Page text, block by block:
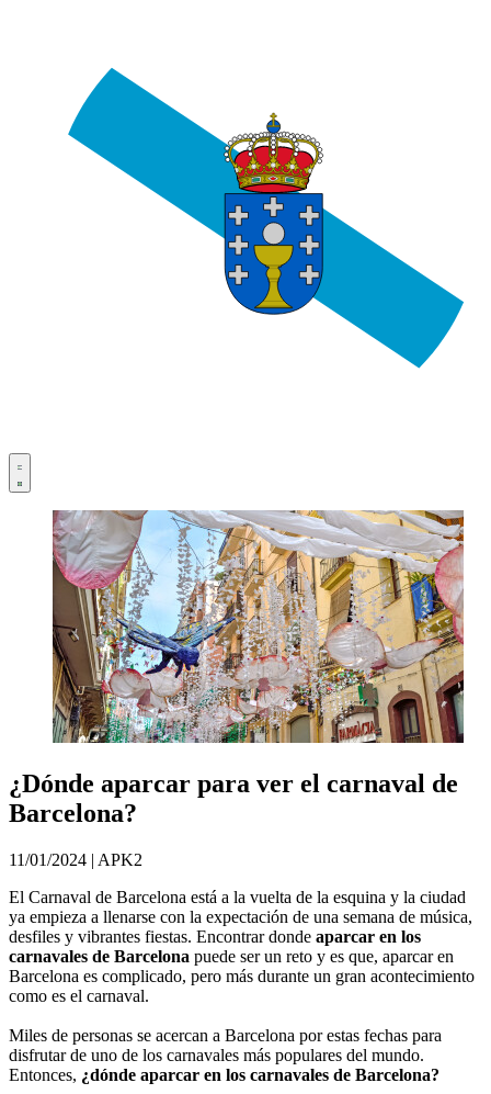
¿Dónde aparcar para ver el carnaval de
Barcelona?
11/01/2024 | APK2
El Carnaval de Barcelona está a la vuelta de la esquina y la ciudad
ya empieza a llenarse con la expectación de una semana de música,
desfiles y vibrantes fiestas. Encontrar donde aparcar en los
carnavales de Barcelona puede ser un reto y es que, aparcar en
Barcelona es complicado, pero más durante un gran acontecimiento
como es el carnaval.
Miles de personas se acercan a Barcelona por estas fechas para
disfrutar de uno de los carnavales más populares del mundo.
Entonces, ¿dónde aparcar en los carnavales de Barcelona?